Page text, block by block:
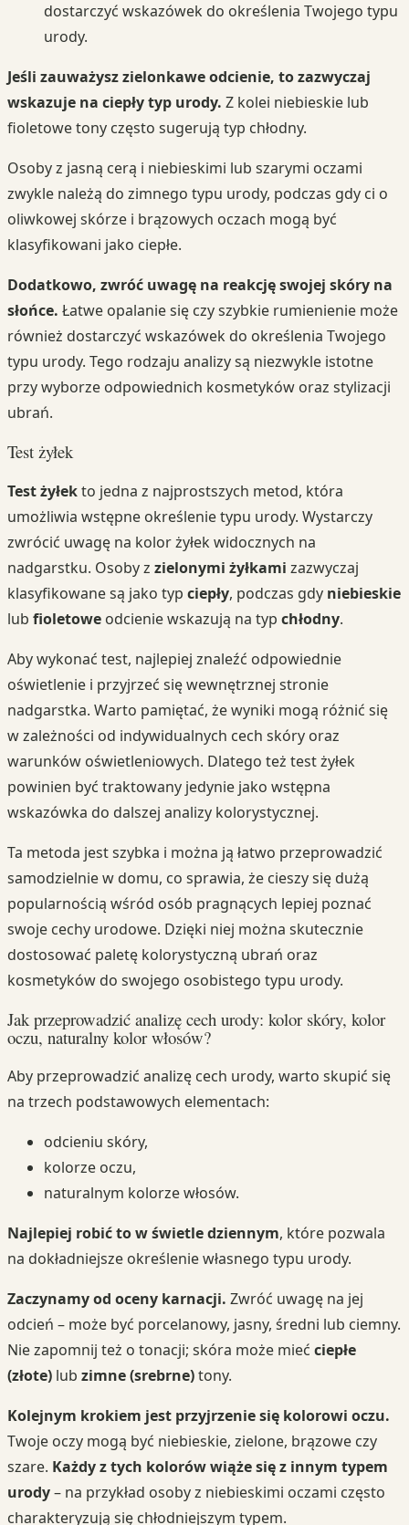
dostarczyć wskazówek do określenia Twojego typu
urody.
Jeśli zauważysz zielonkawe odcienie, to zazwyczaj
wskazuje na ciepły typ urody. Z kolei niebieskie lub
fioletowe tony często sugerują typ chłodny.
Osoby z jasną cerą i niebieskimi lub szarymi oczami
zwykle należą do zimnego typu urody, podczas gdy ci o
oliwkowej skórze i brązowych oczach mogą być
klasyfikowani jako ciepłe.
Dodatkowo, zwróć uwagę na reakcję swojej skóry na
słońce. Łatwe opalanie się czy szybkie rumienienie może
również dostarczyć wskazówek do określenia Twojego
typu urody. Tego rodzaju analizy są niezwykle istotne
przy wyborze odpowiednich kosmetyków oraz stylizacji
ubrań.
Test żyłek
Test żyłekto jedna z najprostszych metod, która
umożliwia wstępne określenie typu urody. Wystarczy
zwrócić uwagę na kolor żyłek widocznych na
nadgarstku. Osoby z zielonymi żyłkami zazwyczaj
klasyfikowane są jako typ ciepły, podczas gdy niebieskie
lub fioletowe odcienie wskazują na typ chłodny.
Aby wykonać test, najlepiej znaleźć odpowiednie
oświetlenie i przyjrzeć się wewnętrznej stronie
nadgarstka. Warto pamiętać, że wyniki mogą różnić się
w zależności od indywidualnych cech skóry oraz
warunków oświetleniowych. Dlatego też test żyłek
powinien być traktowany jedynie jako wstępna
wskazówka do dalszej analizy kolorystycznej.
Ta metoda jest szybka i można ją łatwo przeprowadzić
samodzielnie w domu, co sprawia, że cieszy się dużą
popularnością wśród osób pragnących lepiej poznać
swoje cechy urodowe. Dzięki niej można skutecznie
dostosować paletę kolorystyczną ubrań oraz
kosmetyków do swojego osobistego typu urody.
Jak przeprowadzić analizę cech urody: kolor skóry, kolor
oczu, naturalny kolor włosów?
Aby przeprowadzić analizę cech urody, warto skupić się
na trzech podstawowych elementach:
odcieniu skóry,
kolorze oczu,
naturalnym kolorze włosów.
Najlepiej robić to w świetle dziennym, które pozwala
na dokładniejsze określenie własnego typu urody.
Zaczynamy od oceny karnacji. Zwróć uwagę na jej
odcień – może być porcelanowy, jasny, średni lub ciemny.
Nie zapomnij też o tonacji; skóra może mieć ciepłe
(złote) lub zimne (srebrne)tony.
Kolejnym krokiem jest przyjrzenie się kolorowi oczu.
Twoje oczy mogą być niebieskie, zielone, brązowe czy
szare. Każdy z tych kolorów wiąże się z innym typem
urody– na przykład osoby z niebieskimi oczami często
charakteryzują się chłodniejszym typem.